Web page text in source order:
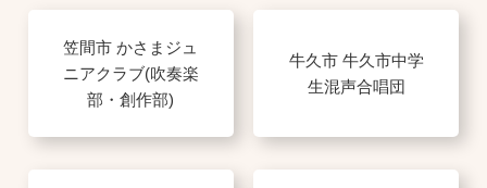
笠間市 かさまジュ
ニアクラブ(吹奏楽
部・創作部)
牛久市 牛久市中学
生混声合唱団